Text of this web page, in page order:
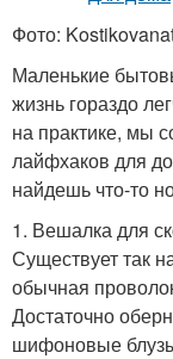
Фото:
Маленькие
жизнь гораздо
на практике, мы
лайфхаков для
найдешь что-то
1. Вешалка для
Существует так
обычная
Достаточно
шифоновые